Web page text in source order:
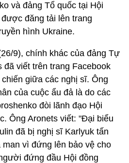
và đảng Tổ quốc tại Hội
đăng tải lên trang
hình Ukraine.
9), chính khác của đảng Tự
đã viết trên trang Facebook
giữa các nghị sĩ. Ông
của cuộc ẩu đả là do các
đòi lãnh đạo Hội
Ông Aronets viết: "Đại biểu
đã bị nghị sĩ Karlyuk tấn
vì đứng lên bảo vệ cho
đứng đầu Hội đồng